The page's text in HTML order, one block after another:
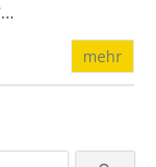
mehr